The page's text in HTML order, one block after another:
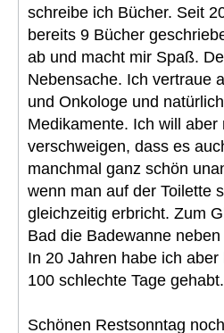
schreibe ich Bücher. Seit
bereits 9 Bücher
ab und macht mir Spaß.
Nebensache. Ich vertraue
und Onkologe und
Medikamente. Ich will aber
verschweigen, dass es
manchmal ganz schön
wenn man auf der Toilette
gleichzeitig erbricht. Zum
Bad die Badewanne neben
In 20 Jahren habe ich aber
100 schlechte Tage gehabt.
Schönen Restsonntag